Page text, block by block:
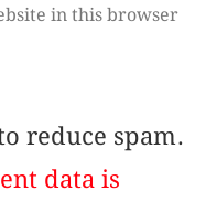
in this browser
reduce spam.
data is